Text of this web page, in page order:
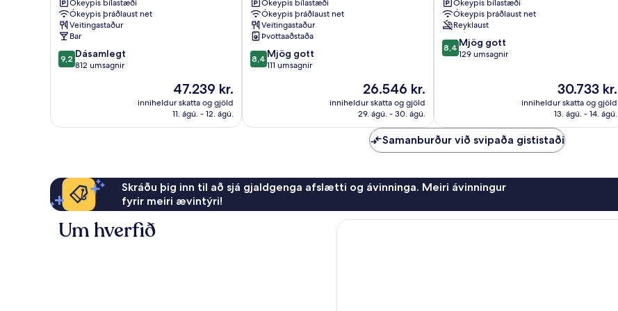
Iceland
Hotels
Mývatni
Ókeypis bílastæði
Ókeypis þráðlaust net
Veitingastaður
Bar
9.2
af
9,2 Dásamlegt
812 umsagnir
Verðið
er
47.239 kr.
47.239 kr.
inniheldur skatta og gjöld
11. ágú. - 12. ágú.
Ókeypis bílastæði
Ókeypis þráðlaust net
Veitingastaður
Þvottaaðstaða
8.4
af
umsagnir
8,4 Mjög gott
111 umsagnir
Verðið
er
26.546 kr.
26.546 kr.
inniheldur skatta og gjöld
29. ágú. - 30. ágú.
Ókeypis bílastæði
Ókeypis þráðlaust net
Reyklaust
8.4
af
8,4 Mjög gott
129 umsagnir
Verðið
er
30.733 kr.
30.733 kr.
inniheldur skatta og gjöld
13. ágú. - 14. ágú.
Samanburður við svipaða gististaði
Skráðu þig inn til að sjá gjaldgenga afslætti og ávinninga. Meiri ávinningur
fyrir meiri ævintýri!
Um hverfið